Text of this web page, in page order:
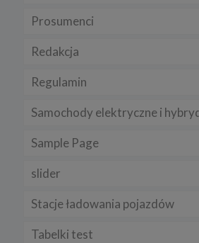
Prosumenci
Redakcja
Regulamin
Samochody elektryczne i
Sample Page
slider
Stacje ładowania pojazdów
Tabelki test